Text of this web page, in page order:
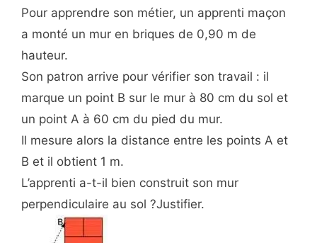
Pour apprendre son métier, un apprenti maçon
a monté un mur en briques de 0,90 m de
hauteur.
Son patron arrive pour vérifier son travail : il
marque un point B sur le mur à 80 cm du sol et
un point A à 60 cm du pied du mur.
Il mesure alors la distance entre les points A et
B et il obtient 1 m.
L’apprenti a-t-il bien construit son mur
perpendiculaire au sol ?Justifier.